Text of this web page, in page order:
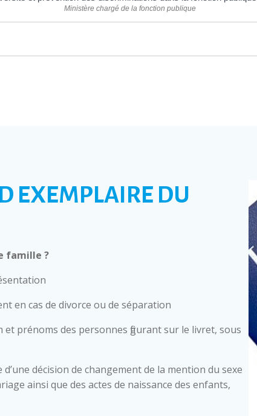
Ministère chargé de la fonction publique
EXEMPLAIRE DU
famille ?
en cas de divorce ou de séparation
et prénoms des personnes figurant sur le livret, sous
décision de changement de la mention du sexe
ainsi que des actes de naissance des enfants,